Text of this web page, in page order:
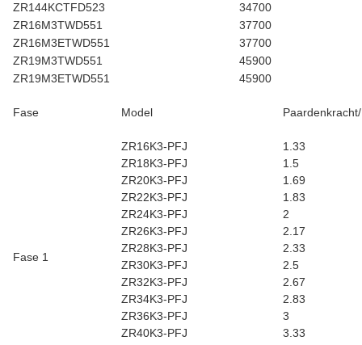
ZR144KCTFD523
34700
ZR16M3TWD551
37700
ZR16M3ETWD551
37700
ZR19M3TWD551
45900
ZR19M3ETWD551
45900
Fase Model
Fase 1
ZR16K3-PFJ
1.33
ZR18K3-PFJ
1.5
ZR20K3-PFJ
1.69
ZR22K3-PFJ
1.83
ZR24K3-PFJ
2
ZR26K3-PFJ
2.17
ZR28K3-PFJ
2.33
ZR30K3-PFJ
2.5
ZR32K3-PFJ
2.67
ZR34K3-PFJ
2.83
ZR36K3-PFJ
3
ZR40K3-PFJ
3.33